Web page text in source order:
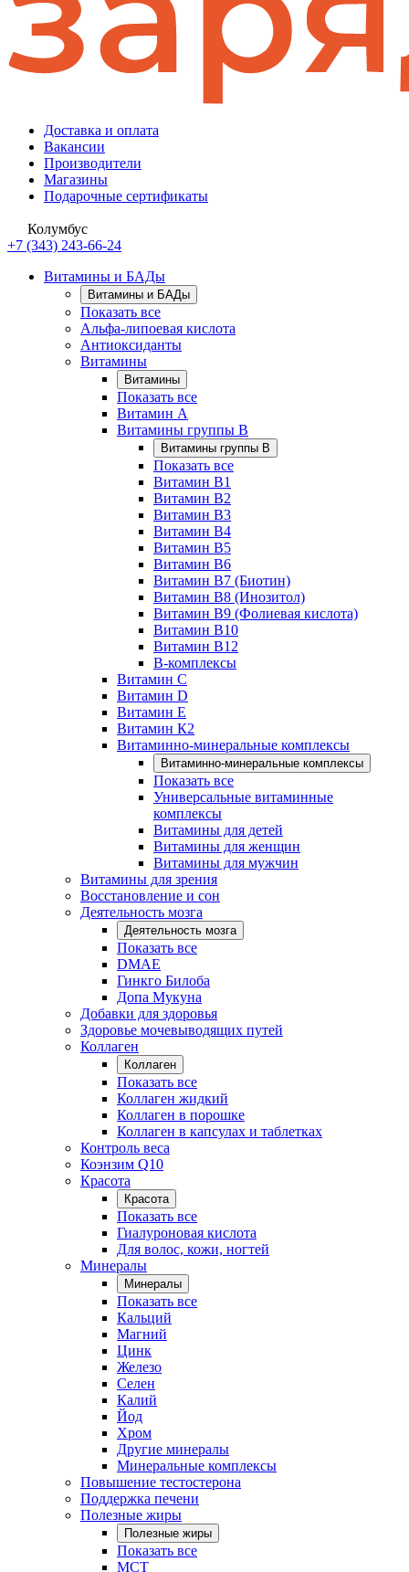
Доставка и оплата
Вакансии
Производители
Магазины
Подарочные сертификаты
Колумбус
+7 (343) 243-66-24
Витамины и БАДы
Витамины и БАДы
Показать все
Альфа-липоевая кислота
Антиоксиданты
Витамины
Витамины
Показать все
Витамин A
Витамины группы B
Витамины группы B
Показать все
Витамин B1
Витамин B2
Витамин B3
Витамин B4
Витамин B5
Витамин B6
Витамин B7 (Биотин)
Витамин B8 (Инозитол)
Витамин B9 (Фолиевая кислота)
Витамин B10
Витамин B12
B-комплексы
Витамин C
Витамин D
Витамин E
Витамин К2
Витаминно-минеральные комплексы
Витаминно-минеральные комплексы
Показать все
Универсальные витаминные
комплексы
Витамины для детей
Витамины для женщин
Витамины для мужчин
Витамины для зрения
Восстановление и сон
Деятельность мозга
Деятельность мозга
Показать все
DMAE
Гинкго Билоба
Допа Мукуна
Добавки для здоровья
Здоровье мочевыводящих путей
Коллаген
Коллаген
Показать все
Коллаген жидкий
Коллаген в порошке
Коллаген в капсулах и таблетках
Контроль веса
Коэнзим Q10
Красота
Красота
Показать все
Гиалуроновая кислота
Для волос, кожи, ногтей
Минералы
Минералы
Показать все
Кальций
Магний
Цинк
Железо
Селен
Калий
Йод
Хром
Другие минералы
Минеральные комплексы
Повышение тестостерона
Поддержка печени
Полезные жиры
Полезные жиры
Показать все
MCT